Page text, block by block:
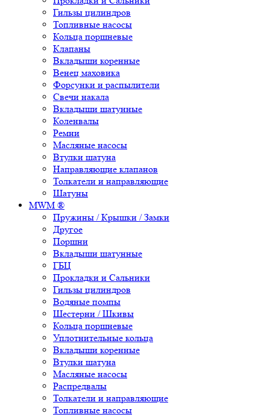
Гильзы цилиндров
Топливные насосы
Кольца поршневые
Клапаны
Вкладыши коренные
Венец маховика
Форсунки и распылители
Свечи накала
Вкладыши шатунные
Коленвалы
Ремни
Масляные насосы
Втулки шатуна
Направляющие клапанов
Толкатели и направляющие
Шатуны
MWM ®
Пружины / Крышки / Замки
Другое
Поршни
Вкладыши шатунные
ГБЦ
Прокладки и Сальники
Гильзы цилиндров
Водяные помпы
Шестерни / Шкивы
Кольца поршневые
Уплотнительные кольца
Вкладыши коренные
Втулки шатуна
Масляные насосы
Распредвалы
Толкатели и направляющие
Топливные насосы